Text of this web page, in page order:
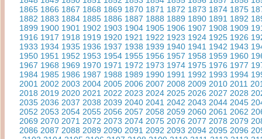
1865 1866 1867 1868 1869 1870 1871 1872 1873 1874 1875
1882 1883 1884 1885 1886 1887 1888 1889 1890 1891 1892
1899 1900 1901 1902 1903 1904 1905 1906 1907 1908 1909
1916 1917 1918 1919 1920 1921 1922 1923 1924 1925 1926
1933 1934 1935 1936 1937 1938 1939 1940 1941 1942 1943
1950 1951 1952 1953 1954 1955 1956 1957 1958 1959 1960
1967 1968 1969 1970 1971 1972 1973 1974 1975 1976 1977
1984 1985 1986 1987 1988 1989 1990 1991 1992 1993 1994
2001 2002 2003 2004 2005 2006 2007 2008 2009 2010 2011
2018 2019 2020 2021 2022 2023 2024 2025 2026 2027 2028
2035 2036 2037 2038 2039 2040 2041 2042 2043 2044 2045
2052 2053 2054 2055 2056 2057 2058 2059 2060 2061 2062
2069 2070 2071 2072 2073 2074 2075 2076 2077 2078 2079
2086 2087 2088 2089 2090 2091 2092 2093 2094 2095 2096